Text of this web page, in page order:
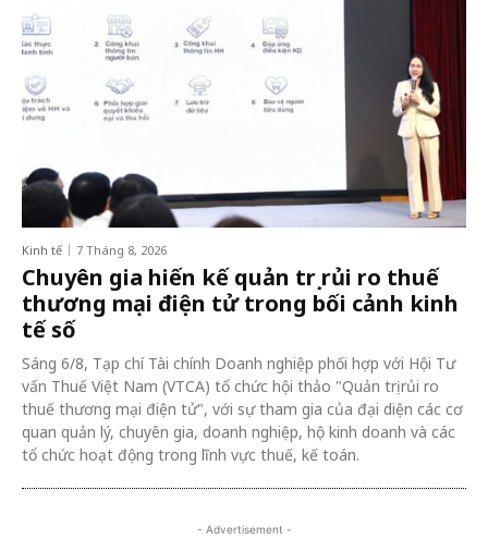
Kinh tế 7 Tháng 8, 2026
Chuyên gia hiến kế quản trị rủi ro thuế
thương mại điện tử trong bối cảnh kinh
tế số
Sáng 6/8, Tạp chí Tài chính Doanh nghiệp phối hợp với Hội Tư
vấn Thuế Việt Nam (VTCA) tổ chức hội thảo "Quản trị rủi ro
thuế thương mại điện tử", với sự tham gia của đại diện các cơ
quan quản lý, chuyên gia, doanh nghiệp, hộ kinh doanh và các
tổ chức hoạt động trong lĩnh vực thuế, kế toán.
- Advertisement -